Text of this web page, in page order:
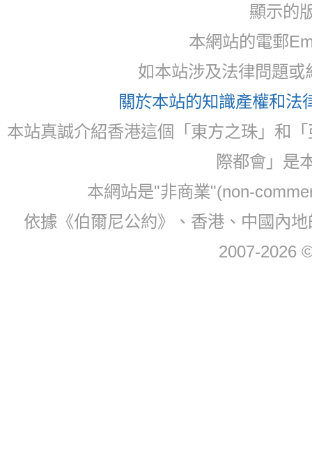
顯示的
本網站的電郵
如本站涉及法律問題
關於本站的知識產權和法
本站真誠介紹香港這個「東方之珠」和
際都會」是
本網站是"非商業"(non-
依據《伯爾尼公約》、香港、中國內
2007-2026